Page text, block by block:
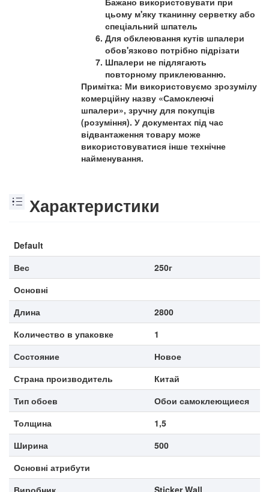
цьому м'яку тканинну серветку або
спеціальний шпатель
Для обклеювання кутів шпалери
обов'язково потрібно підрізати
Шпалери не підлягають
повторному приклеюванню.
Примітка: Ми використовуємо зрозумілу
комерційну назву «Самоклеючі
шпалери», зручну для покупців
(розуміння). У документах під час
відвантаження товару може
використовуватися інше технічне
найменування.
Характеристики
Default
Вес
250г
Основні
Длина
2800
Количество в упаковке
1
Состояние
Новое
Страна производитель
Китай
Тип обоев
Обои самоклеющиеся
Толщина
1,5
Ширина
500
Основні атрибути
Виробник
Sticker Wall